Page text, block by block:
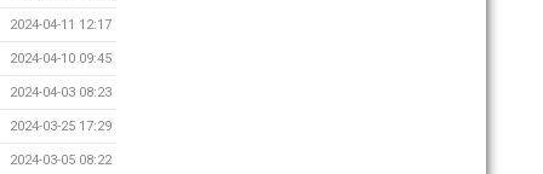
2024-04-11 12:17
2024-04-10 09:45
2024-04-03 08:23
2024-03-25 17:29
2024-03-05 08:22